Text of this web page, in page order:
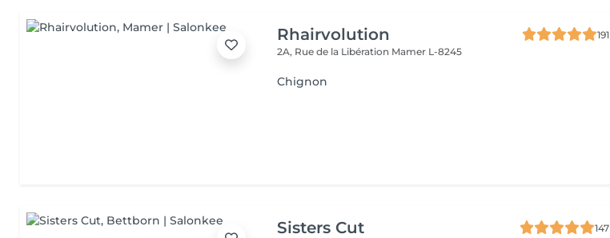
Rhairvolution
191
2A, Rue de la Libération Mamer L-8245
Chignon
Sisters Cut
147